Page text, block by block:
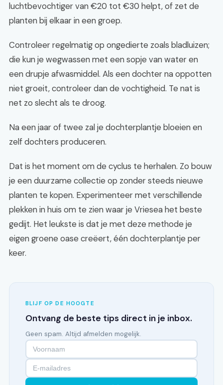
luchtbevochtiger van €20 tot €30 helpt, of zet de
planten bij elkaar in een groep.
Controleer regelmatig op ongedierte zoals bladluizen;
die kun je wegwassen met een sopje van water en
een drupje afwasmiddel. Als een dochter na oppotten
niet groeit, controleer dan de vochtigheid. Te nat is
net zo slecht als te droog.
Na een jaar of twee zal je dochterplantje bloeien en
zelf dochters produceren.
Dat is het moment om de cyclus te herhalen. Zo bouw
je een duurzame collectie op zonder steeds nieuwe
planten te kopen. Experimenteer met verschillende
plekken in huis om te zien waar je Vriesea het beste
gedijt. Het leukste is dat je met deze methode je
eigen groene oase creëert, één dochterplantje per
keer.
BLIJF OP DE HOOGTE
Ontvang de beste tips direct in je inbox.
Geen spam. Altijd afmelden mogelijk.